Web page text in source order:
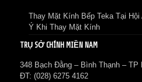
Thay Mặt Kính Bếp Teka Tại
Ý Khi Thay Mặt Kính
TRỤ SỞ CHÍNH MIỀN NAM
348 Bạch Đằng – Bình Thạnh – TP
ĐT: (028) 6275 4162